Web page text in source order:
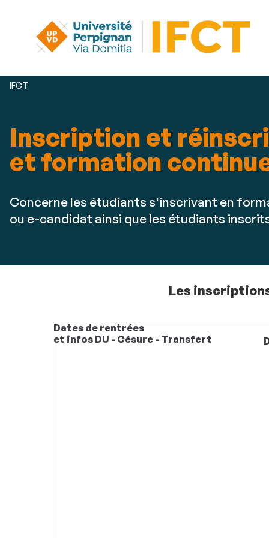
Vous
IFCT
Inscription et
et formation
Concerne les étudiants s'inscrivant en
ou e-candidat ainsi que les étudiants
Les
Dates de rentrées
et infos DU - Césure - Transfert